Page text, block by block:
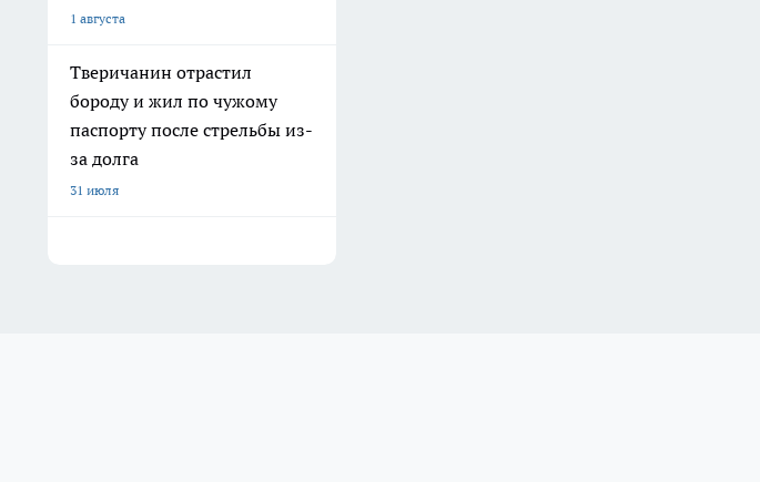
1 августа
Тверичанин отрастил
бороду и жил по чужому
паспорту после стрельбы из-
за долга
31 июля